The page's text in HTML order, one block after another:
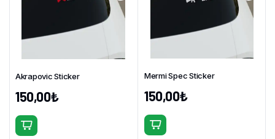
Akrapovic Sticker
150,00₺
Bu
Mermi Spec Sticker
150,00₺
Bu